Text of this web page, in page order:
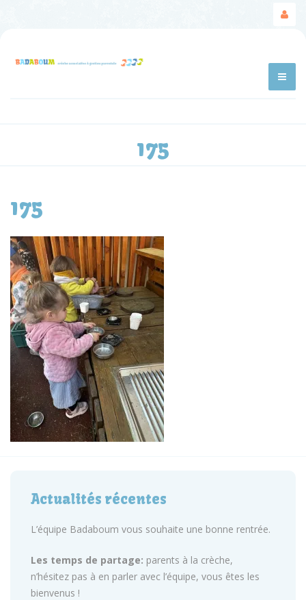
175
175
Actualités récentes
L’équipe Badaboum vous souhaite une bonne rentrée.
Les temps de partage: parents à la crèche,
n’hésitez pas à en parler avec l’équipe, vous êtes les
bienvenus !